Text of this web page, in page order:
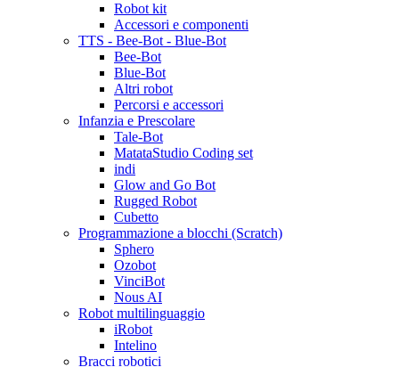
Robot kit
Accessori e componenti
TTS - Bee-Bot - Blue-Bot
Bee-Bot
Blue-Bot
Altri robot
Percorsi e accessori
Infanzia e Prescolare
Tale-Bot
MatataStudio Coding set
indi
Glow and Go Bot
Rugged Robot
Cubetto
Programmazione a blocchi (Scratch)
Sphero
Ozobot
VinciBot
Nous AI
Robot multilinguaggio
iRobot
Intelino
Bracci robotici